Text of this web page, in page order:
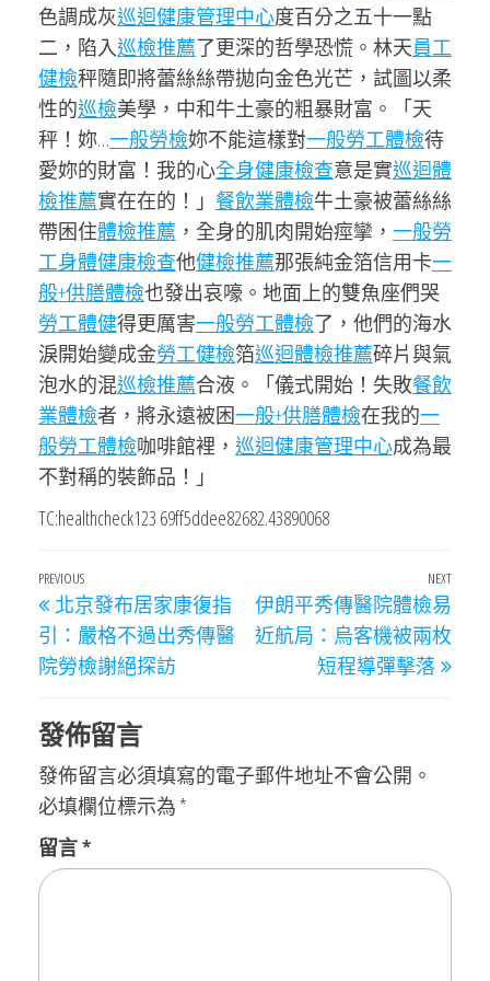
色調成灰巡迴健康管理中心度百分之五十一點
二，陷入巡檢推薦了更深的哲學恐慌。林天員工
健檢秤隨即將蕾絲絲帶拋向金色光芒，試圖以柔
性的巡檢美學，中和牛土豪的粗暴財富。「天
秤！妳…一般勞檢妳不能這樣對一般勞工體檢待
愛妳的財富！我的心全身健康檢查意是實巡迴體
檢推薦實在在的！」 餐飲業體檢牛土豪被蕾絲絲
帶困住體檢推薦 ，全身的肌肉開始痙攣， 一般勞
工身體健康檢查他健檢推薦那張純金箔信用卡一
般+供膳體檢也發出哀嚎。地面上的雙魚座們哭
勞工體健得更厲害一般勞工體檢了，他們的海水
淚開始變成金勞工健檢箔巡迴體檢推薦碎片與氣
泡水的混巡檢推薦合液。「儀式開始！失敗餐飲
業體檢者，將永遠被困一般+供膳體檢在我的一
般勞工體檢咖啡館裡， 巡迴健康管理中心成為最
不對稱的裝飾品！」
TC:healthcheck123 69ff5ddee82682.43890068
文
章
導
Previous
Post
PREVIOUS
北京發布居家康復指
引：嚴格不過出秀傳醫
院勞檢謝絕探訪
Next
NEXT
伊朗平秀傳醫院體檢易
近航局：烏客機被兩枚
短程導彈擊落
發佈留言
發佈留言必須填寫的電子郵件地址不會公開。
必填欄位標示為 *
留言*